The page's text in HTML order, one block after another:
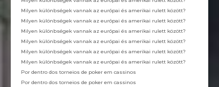
Milyen különbségek vannak az európai és amerikai rulett között?
Milyen különbségek vannak az európai és amerikai rulett között?
Milyen különbségek vannak az európai és amerikai rulett között?
Milyen különbségek vannak az európai és amerikai rulett között?
Milyen különbségek vannak az európai és amerikai rulett között?
Milyen különbségek vannak az európai és amerikai rulett között?
Por dentro dos torneios de poker em cassinos
Por dentro dos torneios de poker em cassinos